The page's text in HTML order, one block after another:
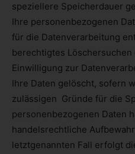
speziellere Speicherdauer
Ihre personenbezogenen
für die Datenverarbeitung
berechtigtes
Einwilligung zur
Ihre Daten gelöscht, sofern
zulässigen Gründe für die
personenbezogenen Daten
handelsrechtliche
letztgenannten Fall erfolgt